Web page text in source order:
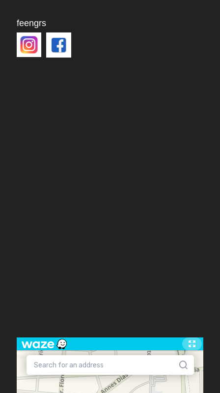
feengrs